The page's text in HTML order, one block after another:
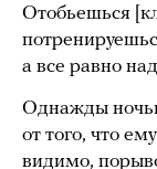
Отобьешься
а все равно
Однажды
от того, что
видимо,